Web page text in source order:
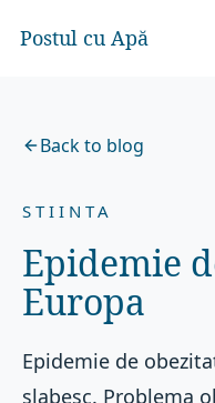
Postul cu Apă
Back to blog
STIINTA
Epidemie
Europa
Epidemie de
slabesc. Problema